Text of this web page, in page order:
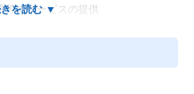
等のサービスの提供
査・分析、情報処理システムの